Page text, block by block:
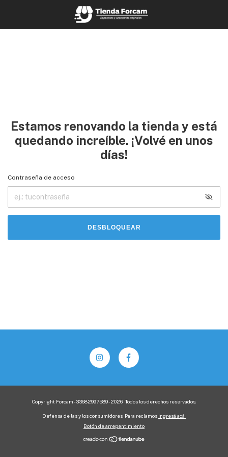
Estamos renovando la tienda y está
quedando increíble. ¡Volvé en unos
días!
Contraseña de acceso
DESBLOQUEAR
Copyright Forcam - 33682997589 - 2026. Todos los derechos reservados.
Defensa de las y los consumidores. Para reclamos ingresá acá.
Botón de arrepentimiento